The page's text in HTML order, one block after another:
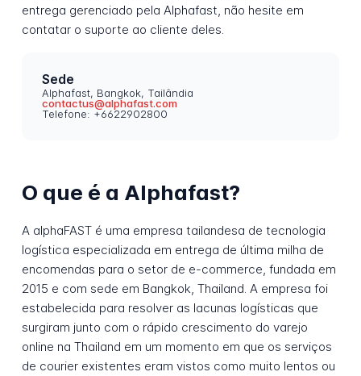
entrega gerenciado pela Alphafast, não hesite em
contatar o suporte ao cliente deles.
Sede
Alphafast, Bangkok, Tailândia
contactus@alphafast.com
Telefone: +6622902800
O que é a Alphafast?
A alphaFAST é uma empresa tailandesa de tecnologia
logística especializada em entrega de última milha de
encomendas para o setor de e-commerce, fundada em
2015 e com sede em Bangkok, Thailand. A empresa foi
estabelecida para resolver as lacunas logísticas que
surgiram junto com o rápido crescimento do varejo
online na Thailand em um momento em que os serviços
de courier existentes eram vistos como muito lentos ou